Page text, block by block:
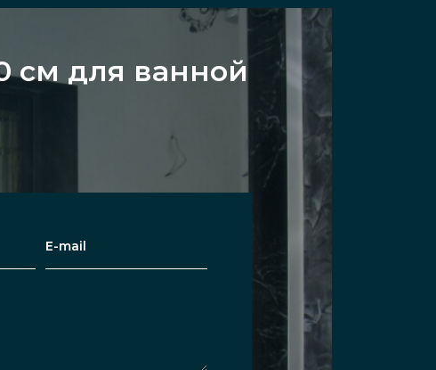
см для ванной